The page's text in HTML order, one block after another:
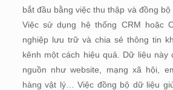
bắt đầu bằng việc thu thập và đồng bộ
Việc sử dụng hệ thống CRM hoặc
nghiệp lưu trữ và chia sẻ thông tin
kênh một cách hiệu quả. Dữ liệu này
nguồn như website, mạng xã hội,
hàng vật lý… Việc đồng bộ dữ liệu